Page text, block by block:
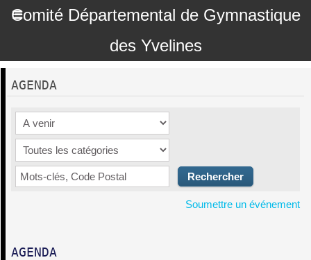
Comité Départemental de Gymnastique
des Yvelines
AGENDA
AGENDA
Soumettre un événement